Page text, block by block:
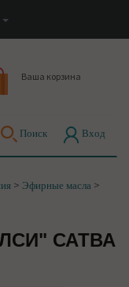
Ваша корзина
Поиск Вход
> Эфирные масла >
САТВА